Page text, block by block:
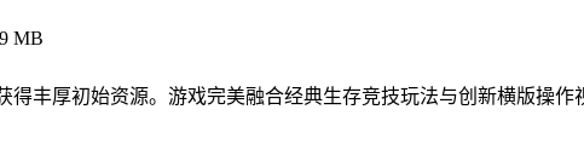
MB
丰厚初始资源。游戏完美融合经典生存竞技玩法与创新横版操作